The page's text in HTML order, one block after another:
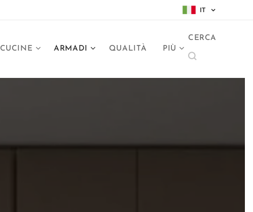
IT
CUCINE ARMADI QUALITÀ PIÙ
CERCA